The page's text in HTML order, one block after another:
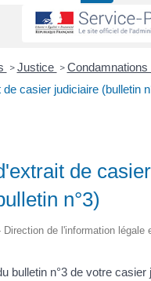
> Justice > Condamnations
casier judiciaire (bulletin
de casier
n°3)
Direction de l'information légale
bulletin n°3 de votre casier